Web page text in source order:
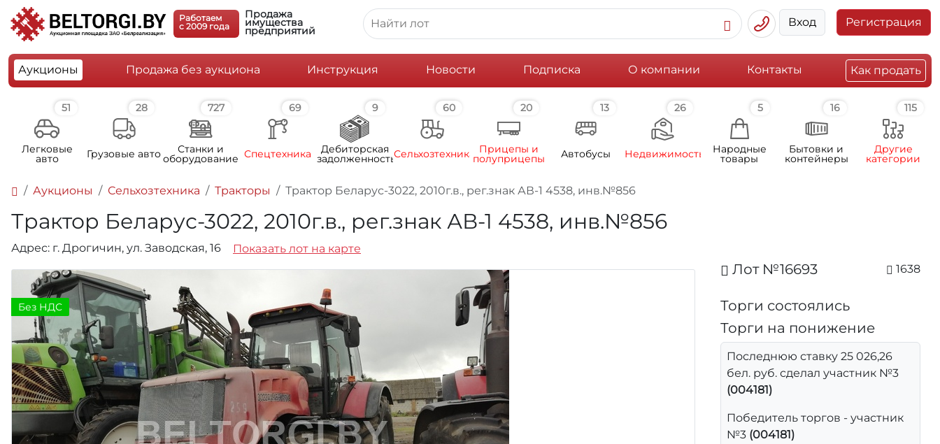
Работаем
c 2009 года
Продажа
имущества
предприятий
Вход Регистрация
Аукционы Продажа без аукциона Инструкция Новости Подписка О компании Контакты Как продать
51
Легковые
авто
28
Грузовые авто
727
Станки и
оборудование
69
Спецтехника
9
Дебиторская
задолженность
60
Сельхозтехника
20
Прицепы и
полуприцепы
13
Автобусы
26
Недвижимость
5
Народные
товары
16
Бытовки и
контейнеры
115
Другие
категории
Аукционы Сельхозтехника Тракторы Трактор Беларус-3022, 2010г.в., рег.знак АВ-1 4538, инв.№856
Трактор Беларус-3022, 2010г.в., рег.знак АВ-1 4538, инв.№856
Адрес: г. Дрогичин, ул. Заводская, 16 Показать лот на карте
Без НДС
Лот №16693 1638
Торги состоялись
Торги на понижение
Последнюю ставку 25 026,26
бел. руб. сделал участник №3
(004181)
Победитель торгов - участник
№3 (004181)